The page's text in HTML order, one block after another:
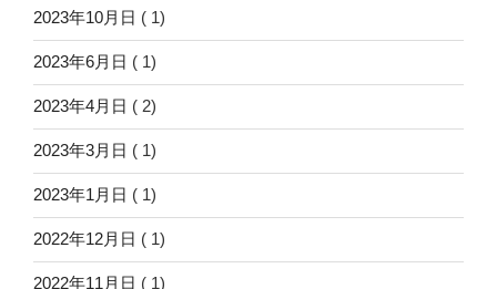
2023年10月日 ( 1)
2023年6月日 ( 1)
2023年4月日 ( 2)
2023年3月日 ( 1)
2023年1月日 ( 1)
2022年12月日 ( 1)
2022年11月日 ( 1)